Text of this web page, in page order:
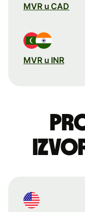
MVR u CAD
MVR u INR